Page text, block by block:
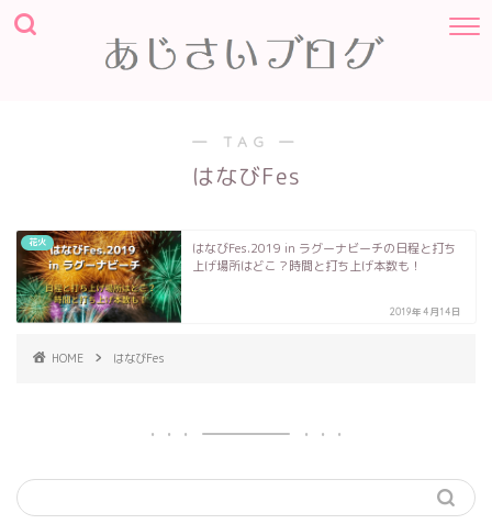
― TAG ―
はなびFes
花火
はなびFes.2019 in ラグーナビーチの日程と打ち
上げ場所はどこ？時間と打ち上げ本数も！
2019年4月14日
HOME はなびFes